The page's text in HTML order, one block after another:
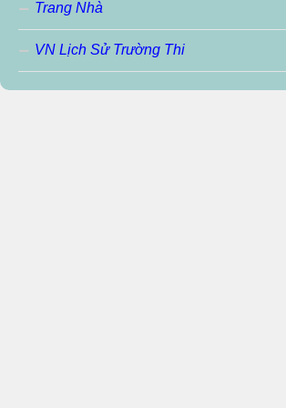
Trang Nhà
VN Lịch Sử Trường Thi